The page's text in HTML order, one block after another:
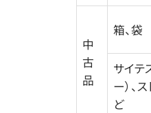
中
古
品
箱、袋
サイテ
ー）、
ど